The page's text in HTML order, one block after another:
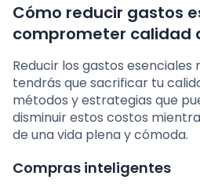
Cómo reducir gastos
comprometer calidad
Reducir los gastos esenciales
tendrás que sacrificar tu
métodos y estrategias que
disminuir estos costos
de una vida plena y cómoda.
Compras inteligentes